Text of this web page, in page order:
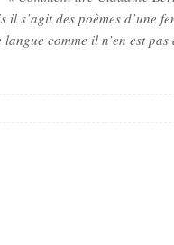
s’agit des poèmes d’une
comme il n’en est pas